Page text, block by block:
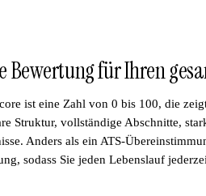
Bewertung für Ihren
ist eine Zahl von 0 bis 100, die
Struktur, vollständige Abschnitte,
Anders als ein ATS-
sodass Sie jeden Lebenslauf